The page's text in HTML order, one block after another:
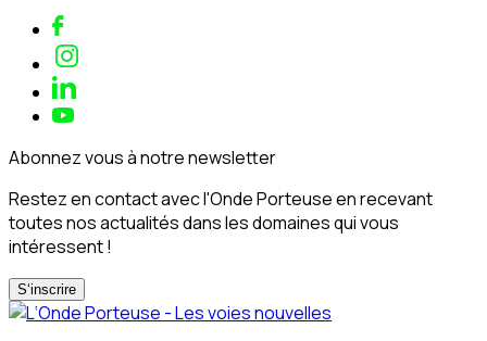
Abonnez vous à notre newsletter
Restez en contact avec l'Onde Porteuse en recevant
toutes nos actualités dans les domaines qui vous
intéressent !
S‘inscrire